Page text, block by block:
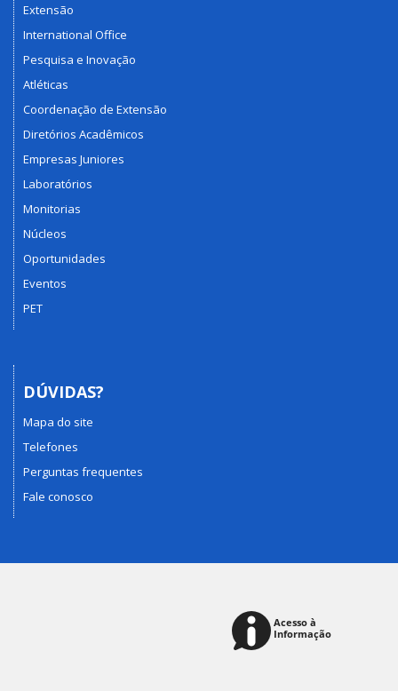
Extensão
International Office
Pesquisa e Inovação
Atléticas
Coordenação de Extensão
Diretórios Acadêmicos
Empresas Juniores
Laboratórios
Monitorias
Núcleos
Oportunidades
Eventos
PET
DÚVIDAS?
Mapa do site
Telefones
Perguntas frequentes
Fale conosco